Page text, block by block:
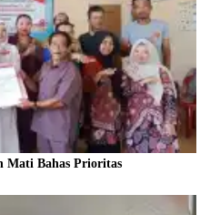
Mati Bahas Prioritas